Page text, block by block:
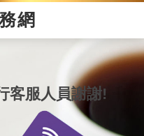
網
客服人員謝謝!